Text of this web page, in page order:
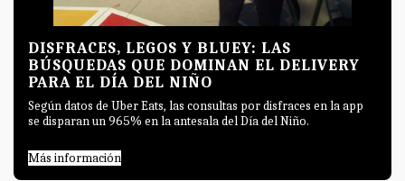
DISFRACES, LEGOS Y BLUEY: LAS
BÚSQUEDAS QUE DOMINAN EL DELIVERY
PARA EL DÍA DEL NIÑO
Según datos de Uber Eats, las consultas por disfraces en la app
se disparan un 965% en la antesala del Día del Niño.
Más información